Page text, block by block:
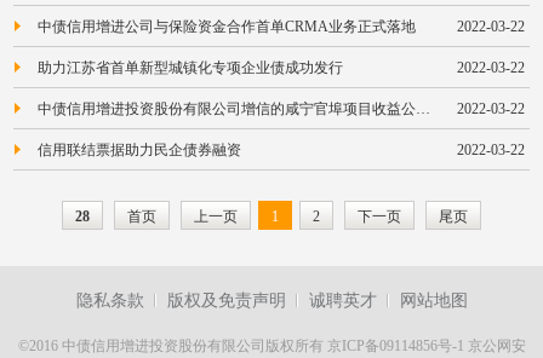
2022-03-22
中债信用增进公司与保险资金合作首单CRMA业务正式落地
2022-03-22
助力江苏省首单新型城镇化专项企业债成功发行
2022-03-22
中债信用增进投资股份有限公司增信的咸宁官埠项目收益公司债成功发行
2022-03-22
信用联结票据助力民企债券融资
28 首页 上一页 1 2 下一页 尾页
隐私条款 版权及免责声明 诚聘英才 网站地图
©2016 中债信用增进投资股份有限公司版权所有 京ICP备09114856号-1 京公网安